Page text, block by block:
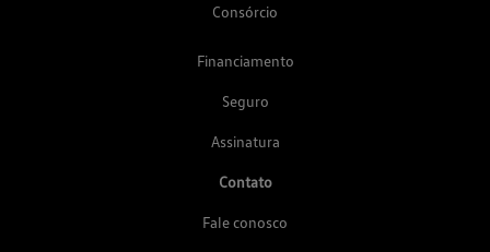
Consórcio
Financiamento
Seguro
Assinatura
Contato
Fale conosco